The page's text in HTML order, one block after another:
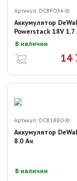
Артикул: DCBP034-XJ
Аккумулятор
Powerstack 18V 1.7
В наличии
14
Артикул: DCB1880-XJ
Аккумулятор
8.0 Ач
В наличии